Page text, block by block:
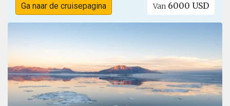
Ga naar de cruisepagina Van 6000 USD